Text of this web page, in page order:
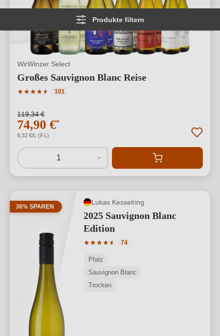
Produkte filtern
WirWinzer Select
Großes Sauvignon Blanc Reise
★★★★★
★
Durchschnittliche Bewertung von 4.79 von 5 Sternen
101
119,34 €
74,90 €*
8,32 €/L (9 L)
1
36% SPAREN
Lukas Kesselring
2025 Sauvignon Blanc
Edition
★★★★★
★
Durchschnittliche Bewertung von 4.77
74
Pfalz
Sauvignon Blanc
Trocken